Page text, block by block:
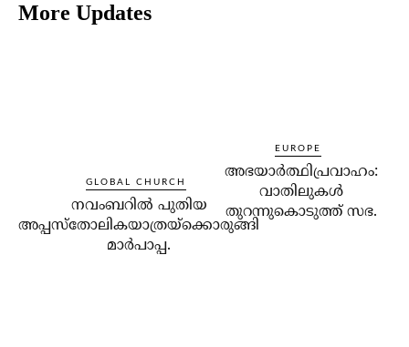
More Updates
GLOBAL CHURCH
നവംബറില്‍ പുതിയ
അപ്പസ്‌തോലികയാത്രയ്‌ക്കൊരുങ്ങി
മാര്‍പാപ്പ.
EUROPE
അഭയാര്‍ത്ഥിപ്രവാഹം:
വാതിലുകള്‍
തുറന്നുകൊടുത്ത് സഭ.